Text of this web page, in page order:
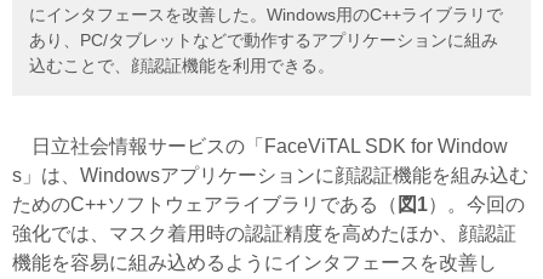
にインタフェースを改善した。Windows用のC++ライブラリで
あり、PC/タブレットなどで動作するアプリケーションに組み
込むことで、顔認証機能を利用できる。
日立社会情報サービスの「FaceViTAL SDK for Window
s」は、Windowsアプリケーションに顔認証機能を組み込む
ためのC++ソフトウェアライブラリである（ 図1）。今回の
強化では、マスク着用時の認証精度を高めたほか、顔認証
機能を容易に組み込めるようにインタフェースを改善し